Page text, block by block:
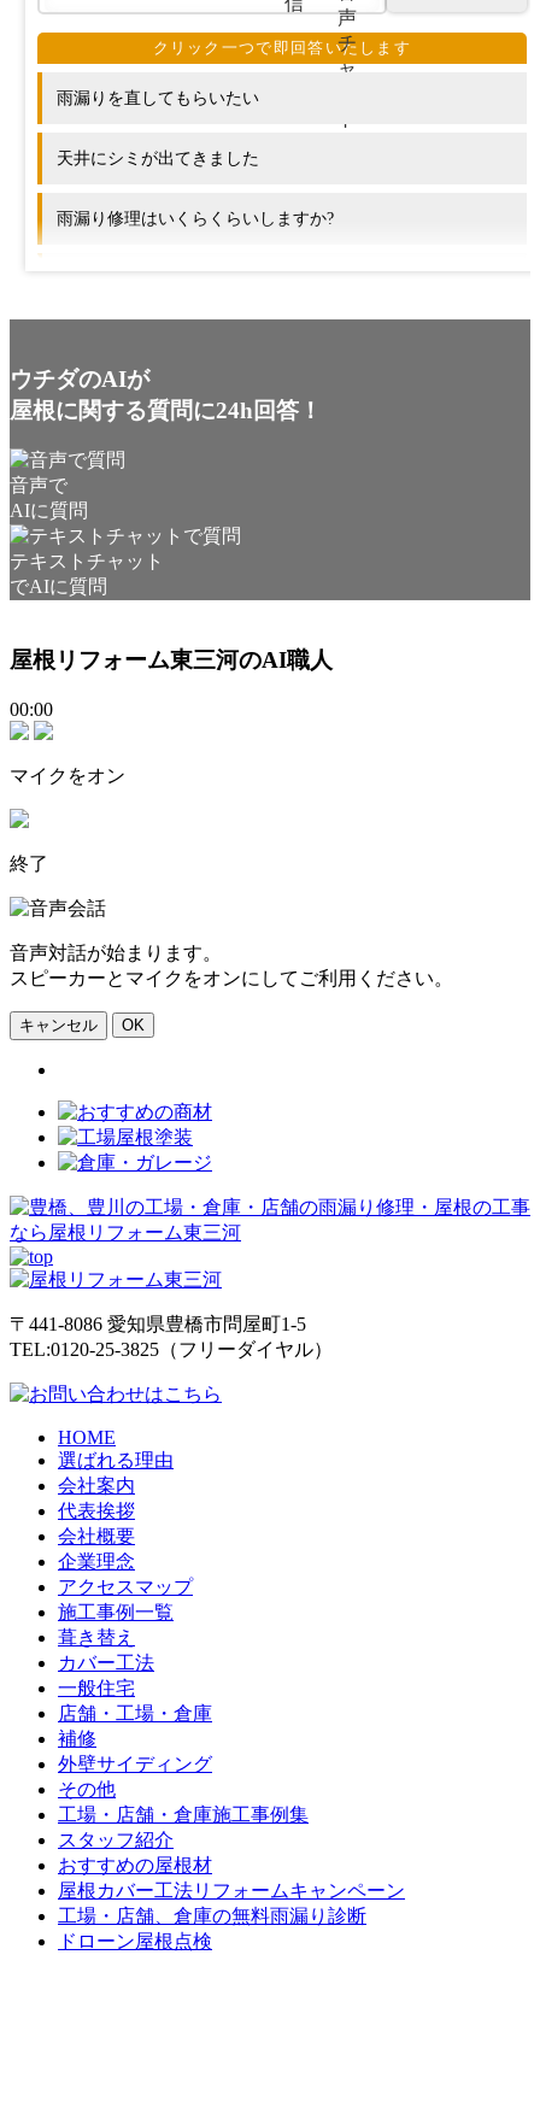
雨漏りを直してもらいたい
天井にシミが出てきました
雨漏り修理はいくらくらいしますか?
ウチダのAIが
屋根に関する質問に24h回答！
音声で
AIに質問
テキストチャット
でAIに質問
屋根リフォーム東三河のAI職人
00:00
マイクをオン
終了
音声対話が始まります。
スピーカーとマイクをオンにしてご利用ください。
キャンセル OK
〒441-8086 愛知県豊橋市問屋町1-5
TEL:0120-25-3825（フリーダイヤル）
HOME
選ばれる理由
会社案内
代表挨拶
会社概要
企業理念
アクセスマップ
施工事例一覧
葺き替え
カバー工法
一般住宅
店舗・工場・倉庫
補修
外壁サイディング
その他
工場・店舗・倉庫施工事例集
スタッフ紹介
おすすめの屋根材
屋根カバー工法リフォームキャンペーン
工場・店舗、倉庫の無料雨漏り診断
ドローン屋根点検